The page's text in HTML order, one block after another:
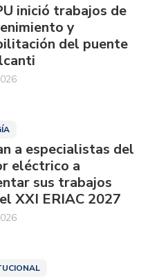
inició trabajos de
y
del puente
a especialistas del
eléctrico a
sus trabajos
XXI ERIAC 2027